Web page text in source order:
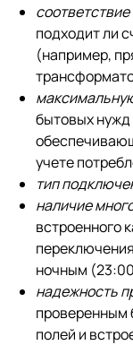
подходит ли
(например,
бытовых нужд
учете
тип
наличие
встроенного
ночным
надежность
проверенным
полей и